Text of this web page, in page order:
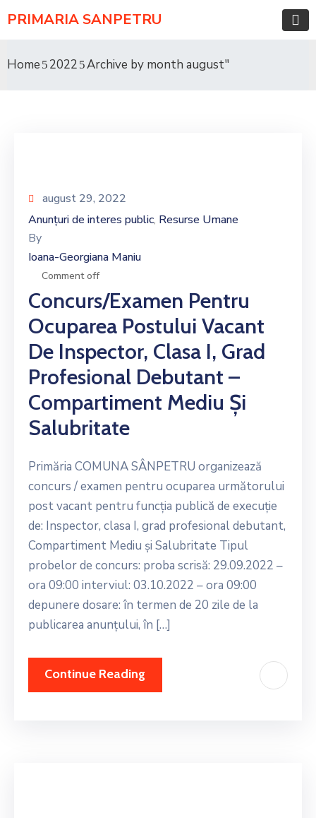
PRIMARIA SANPETRU
Home 2022 Archive by month august"
august 29, 2022
Anunțuri de interes public‚ Resurse Umane
By
Ioana-Georgiana Maniu
Comment off
Concurs/examen Pentru
Ocuparea Postului Vacant
De Inspector, Clasa I, Grad
Profesional Debutant –
Compartiment Mediu Și
Salubritate
Primăria COMUNA SÂNPETRU organizează
concurs / examen pentru ocuparea următorului
post vacant pentru funcția publică de execuție
de: Inspector, clasa I, grad profesional debutant,
Compartiment Mediu și Salubritate Tipul
probelor de concurs: proba scrisă: 29.09.2022 –
ora 09:00 interviul: 03.10.2022 – ora 09:00
depunere dosare: în termen de 20 zile de la
publicarea anunţului, în […]
Continue Reading